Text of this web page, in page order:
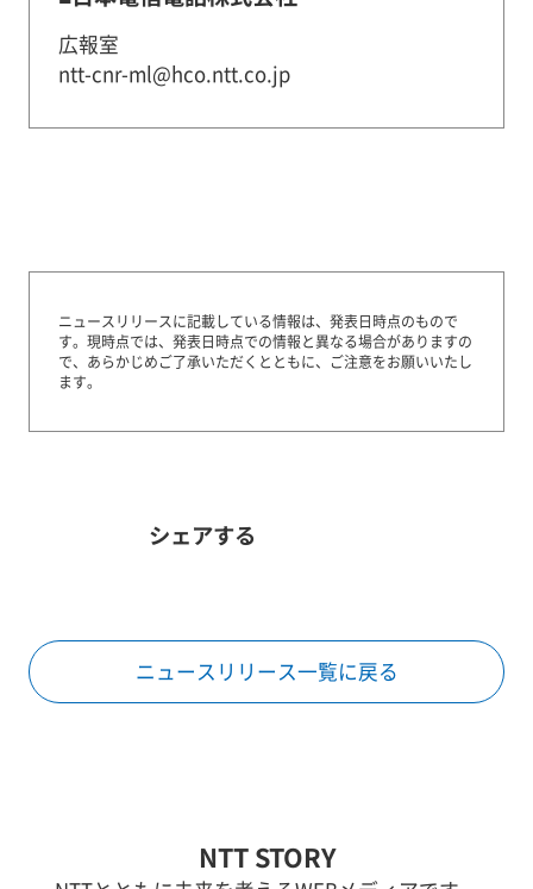
広報室
ntt-cnr-ml@hco.ntt.co.jp
ニュースリリースに記載している情報は、発表日時点のもので
す。 現時点では、発表日時点での情報と異なる場合がありますの
で、あらかじめご了承いただくとともに、ご注意をお願いいたし
ます。
シェアする
ニュースリリース一覧に戻る
NTT STORY